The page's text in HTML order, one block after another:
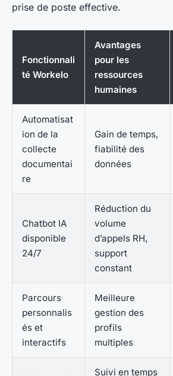
prise de poste effective.
Fonctionnali
té Workelo
Avantages
pour les
ressources
humaines
Automatisat
ion de la
collecte
documentai
re
Gain de temps,
fiabilité des
données
Chatbot IA
disponible
24/7
Réduction du
volume
d’appels RH,
support
constant
Parcours
personnalis
és et
interactifs
Meilleure
gestion des
profils
multiples
Suivi en temps